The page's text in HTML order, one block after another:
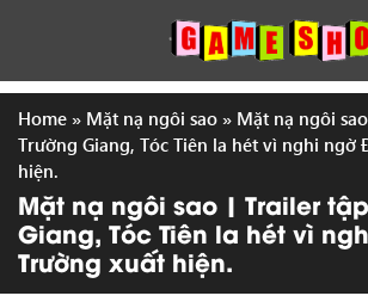
Home » Mặt nạ ngôi sao » Mặt nạ ngôi
Trường Giang, Tóc Tiên la hét vì nghi ngờ
hiện.
Mặt nạ ngôi sao | Trailer
Giang, Tóc Tiên la hét vì
Trường xuất hiện.